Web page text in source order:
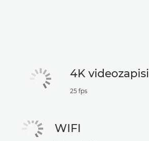
4K videozapisi
25 fps
WIFI